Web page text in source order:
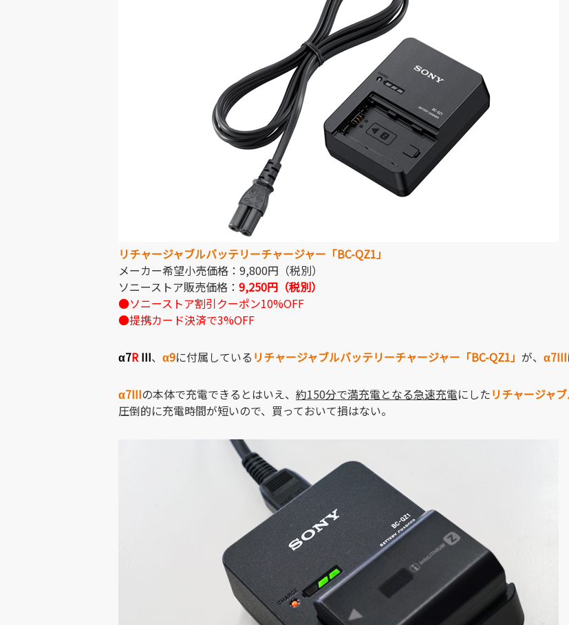
リチャージャブルバッテリーチャージャー「BC-QZ1」
メーカー希望小売価格：9,800円（税別）
ソニーストア販売価格： 9,250円（税別）
●ソニーストア割引クーポン10%OFF
●提携カード決済で3%OFF
α7R III、 α9に付属している リチャージャブルバッテリーチャージャー「BC-QZ1」 が、 α7III
α7IIIの本体で充電できるとはいえ、 約150分で満充電となる急速充電にしたリチャージャ
圧倒的に充電時間が短いので、買っておいて損はない。